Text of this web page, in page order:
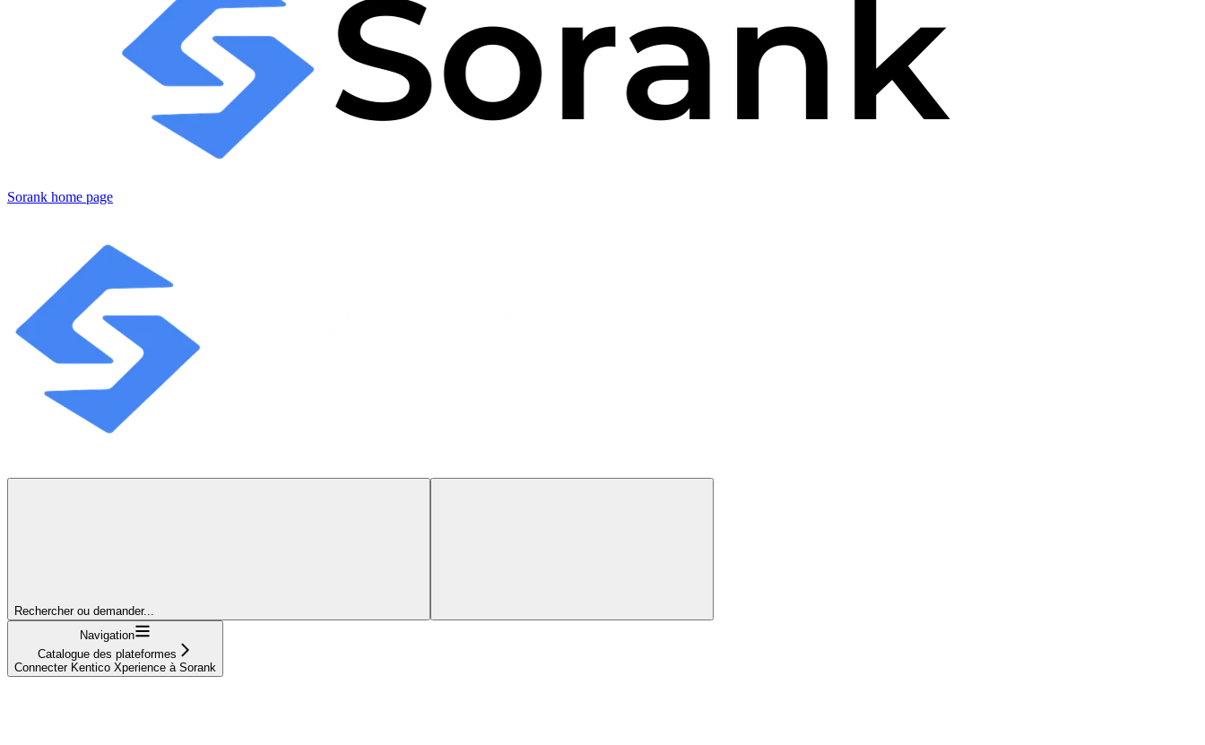
Sorank home page
Rechercher ou demander...
Navigation
Catalogue des plateformes
Connecter Kentico Xperience à Sorank